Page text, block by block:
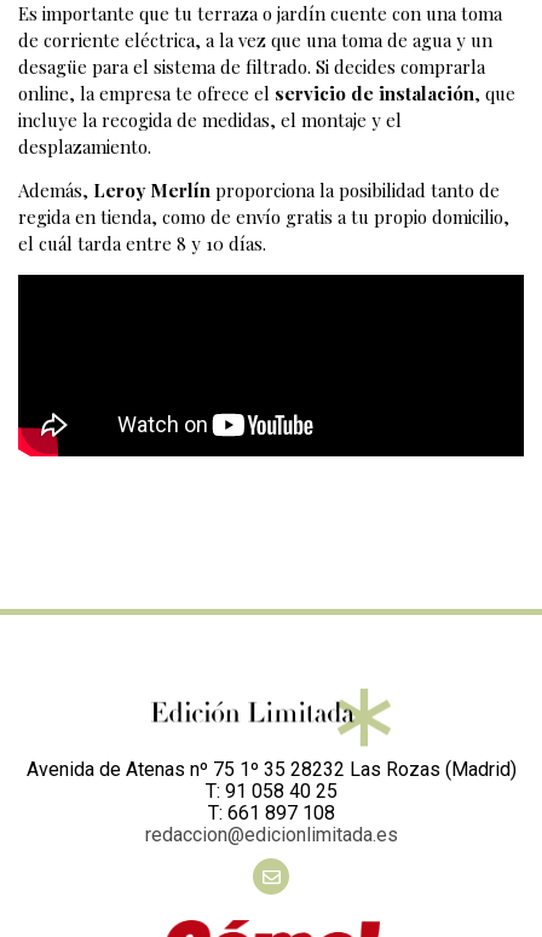
Es importante que tu terraza o jardín cuente con una toma
de corriente eléctrica, a la vez que una toma de agua y un
desagüe para el sistema de filtrado. Si decides comprarla
online, la empresa te ofrece el servicio de instalación, que
incluye la recogida de medidas, el montaje y el
desplazamiento.
Además, Leroy Merlín proporciona la posibilidad tanto de
regida en tienda, como de envío gratis a tu propio domicilio,
el cuál tarda entre 8 y 10 días.
Avenida de Atenas nº 75 1º 35 28232 Las Rozas (Madrid)
T: 91 058 40 25
T: 661 897 108
redaccion@edicionlimitada.es